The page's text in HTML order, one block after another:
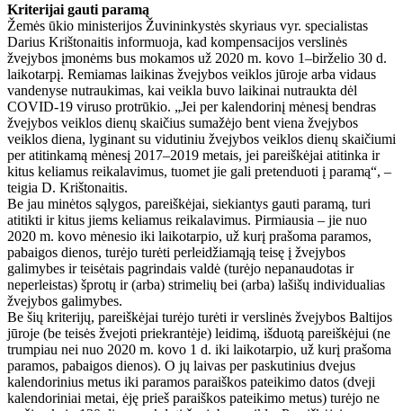
Kriterijai gauti paramą
Žemės ūkio ministerijos Žuvininkystės skyriaus vyr. specialistas
Darius Krištonaitis informuoja, kad kompensacijos verslinės
žvejybos įmonėms bus mokamos už 2020 m. kovo 1–birželio 30 d.
laikotarpį. Remiamas laikinas žvejybos veiklos jūroje arba vidaus
vandenyse nutraukimas, kai veikla buvo laikinai nutraukta dėl
COVID-19 viruso protrūkio. „Jei per kalendorinį mėnesį bendras
žvejybos veiklos dienų skaičius sumažėjo bent viena žvejybos
veiklos diena, lyginant su vidutiniu žvejybos veiklos dienų skaičiumi
per atitinkamą mėnesį 2017–2019 metais, jei pareiškėjai atitinka ir
kitus keliamus reikalavimus, tuomet jie gali pretenduoti į paramą“, –
teigia D. Krištonaitis.
Be jau minėtos sąlygos, pareiškėjai, siekiantys gauti paramą, turi
atitikti ir kitus jiems keliamus reikalavimus. Pirmiausia – jie nuo
2020 m. kovo mėnesio iki laikotarpio, už kurį prašoma paramos,
pabaigos dienos, turėjo turėti perleidžiamąją teisę į žvejybos
galimybes ir teisėtais pagrindais valdė (turėjo nepanaudotas ir
neperleistas) šprotų ir (arba) strimelių bei (arba) lašišų individualias
žvejybos galimybes.
Be šių kriterijų, pareiškėjai turėjo turėti ir verslinės žvejybos Baltijos
jūroje (be teisės žvejoti priekrantėje) leidimą, išduotą pareiškėjui (ne
trumpiau nei nuo 2020 m. kovo 1 d. iki laikotarpio, už kurį prašoma
paramos, pabaigos dienos). O jų laivas per paskutinius dvejus
kalendorinius metus iki paramos paraiškos pateikimo datos (dveji
kalendoriniai metai, ėję prieš paraiškos pateikimo metus) turėjo ne